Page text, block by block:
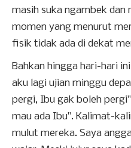
masih suka ngambek dan
momen yang menurut
fisik tidak ada di dekat
Bahkan hingga hari-hari
aku lagi ujian minggu
pergi, Ibu gak boleh
mau ada Ibu". Kalimat-
mulut mereka. Saya